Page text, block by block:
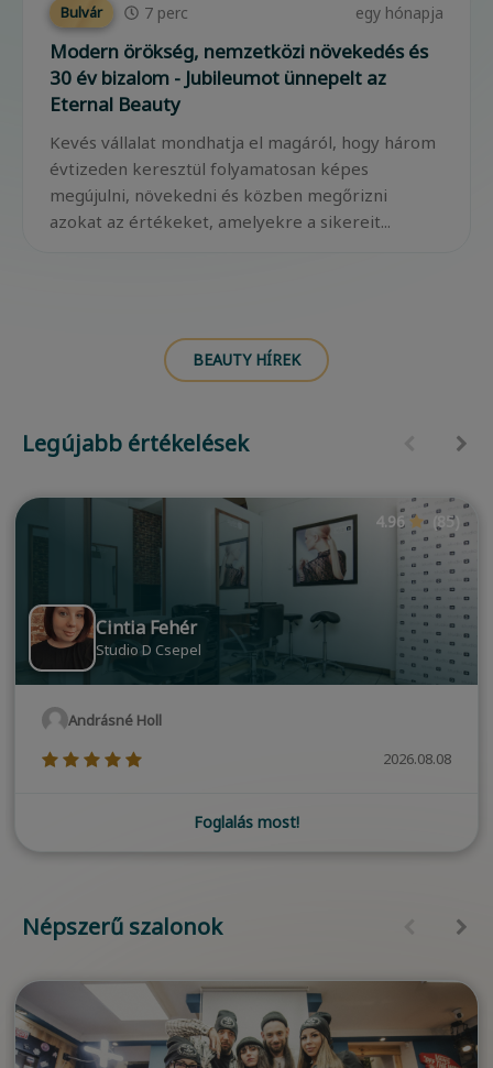
Bulvár 7 perc egy hónapja
Modern örökség, nemzetközi növekedés és
30 év bizalom - Jubileumot ünnepelt az
Eternal Beauty
Kevés vállalat mondhatja el magáról, hogy három
évtizeden keresztül folyamatosan képes
megújulni, növekedni és közben megőrizni
azokat az értékeket, amelyekre a sikereit...
BEAUTY HÍREK
Legújabb értékelések
4.96 (85)
Cintia Fehér
Studio D Csepel
Andrásné Holl
(*)(*)(*)(*)(*) 2026.08.08
Foglalás most!
Népszerű szalonok